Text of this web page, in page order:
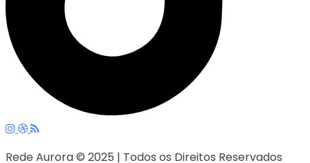
Rede Aurora © 2025 | Todos os Direitos Reservados